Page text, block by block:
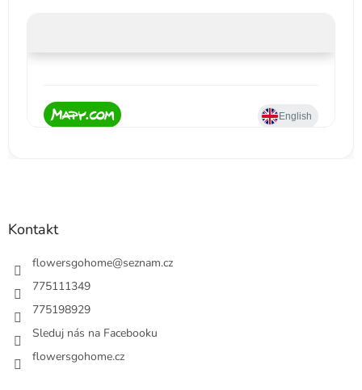
Kontakt
flowersgohome@seznam.cz
775111349
775198929
Sleduj nás na Facebooku
flowersgohome.cz